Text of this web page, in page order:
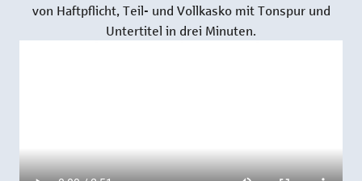
von Haftpflicht, Teil- und Vollkasko mit Tonspur und
Untertitel in drei Minuten.